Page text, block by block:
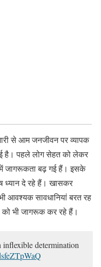
से आम जनजीवन पर व्यापक
है। पहले लोग सेहत को लेकर
जागरूकता बढ़ गई हैं। इसके
ध्यान दे रहे हैं। खासकर
आवश्यक सावधानियां बरत रह
भी जागरूक कर रहे हैं।
determination